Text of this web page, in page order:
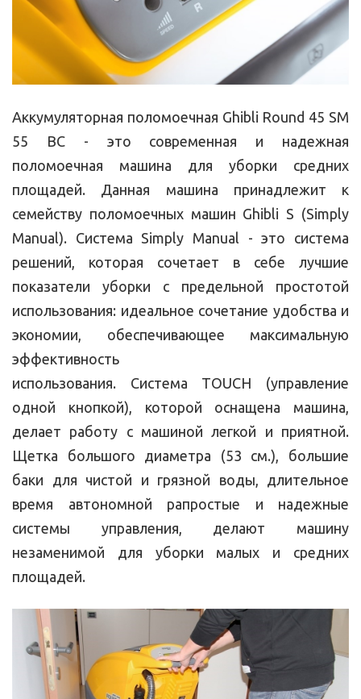
Аккумуляторная поломоечная Ghibli Round 45 SM
55 BC - это современная и надежная
поломоечная машина для уборки средних
площадей. Данная машина принадлежит к
семейству поломоечных машин Ghibli S (Simply
Manual). Система Simply Manual - это система
решений, которая сочетает в себе лучшие
показатели уборки с предельной простотой
использования: идеальное сочетание удобства и
экономии, обеспечивающее максимальную
эффективность
использования. Система TOUCH (управление
одной кнопкой), которой оснащена машина,
делает работу с машиной легкой и приятной.
Щетка большого диаметра (53 см.), большие
баки для чистой и грязной воды, длительное
время автономной рапростые и надежные
системы управления, делают машину
незаменимой для уборки малых и средних
площадей.